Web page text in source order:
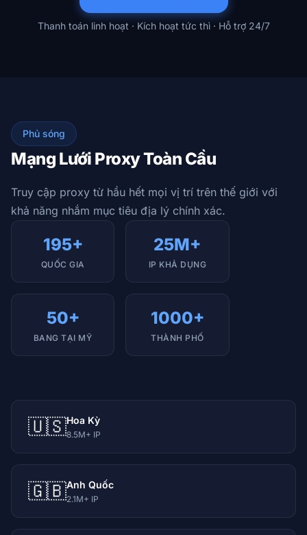
Thanh toán linh hoạt · Kích hoạt tức thì · Hỗ trợ 24/7
Phủ sóng
Mạng Lưới Proxy Toàn Cầu
Truy cập proxy từ hầu hết mọi vị trí trên thế giới với
khả năng nhắm mục tiêu địa lý chính xác.
195+
QUỐC GIA
25M+
IP KHẢ DỤNG
50+
BANG TẠI MỸ
1000+
THÀNH PHỐ
🇺🇸Hoa Kỳ
8.5M+ IP
🇬🇧Anh Quốc
2.1M+ IP